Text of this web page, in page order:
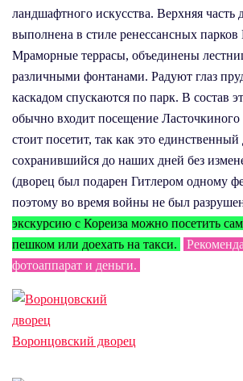
ландшафтного искусства. Верхняя часть
выполнена в стиле ренессансных
Мраморные террасы, объединены
различными фонтанами. Радуют глаз
каскадом спускаются по парк. В состав
обычно входит посещение
стоит посетит, так как это единственный
сохранившийся до наших дней без
(дворец был подарен Гитлером одному
поэтому во время войны не был
экскурсию с Кореиза можно посетить
пешком или доехать на такси.
фотоаппарат и деньги.
Воронцовский дворец